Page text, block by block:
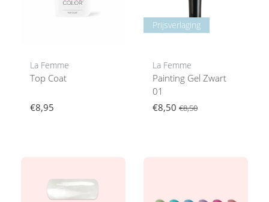
La Femme
Top Coat
€8,95
Prijsverlaging
La Femme
Painting Gel Zwart
01
€8,50 €8,50